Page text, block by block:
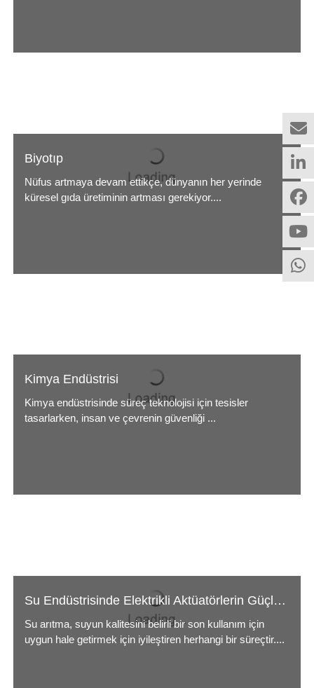
Biyotıp
Nüfus artmaya devam ettikçe, dünyanın her yerinde
küresel gıda üretiminin artması gerekiyor....
Kimya Endüstrisi
Kimya endüstrisinde süreç teknolojisi için tesisler
tasarlarken, insan ve çevrenin güvenliği ...
Su Endüstrisinde Elektrikli Aktüatörlerin Güçlü Yönleri
Su arıtma, suyun kalitesini belirli bir son kullanım için
uygun hale getirmek için iyileştiren herhangi bir süreçtir....